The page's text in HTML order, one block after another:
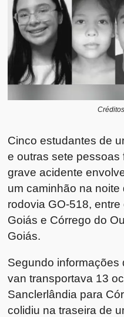
Cinco estudantes de
e outras sete pessoas
grave acidente
um caminhão na noite
rodovia GO-518,
Goiás e Córrego do
Goiás.
Segundo informações
van transportava 13
Sanclerlândia para
colidiu na traseira de